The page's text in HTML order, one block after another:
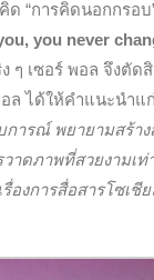
คิด “การคิดนอกกร
you never
ๆ เซอร์ พอล จึงตัด
ล ได้ให้คำแนะนำแ
ารณ์ พยายามสร้า
ดภาพที่สวยงามเท่
รื่องการสื่อสารโซเ